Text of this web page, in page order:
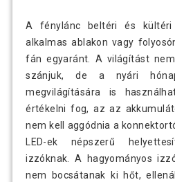
A fénylánc beltéri és kültéri
alkalmas ablakon vagy
fán egyaránt. A világítást
szánjuk, de a nyári
megvilágítására is
értékelni fog, az az
nem kell aggódnia a
LED-ek népszerű
izzóknak. A hagyományos
nem bocsátanak ki hőt,